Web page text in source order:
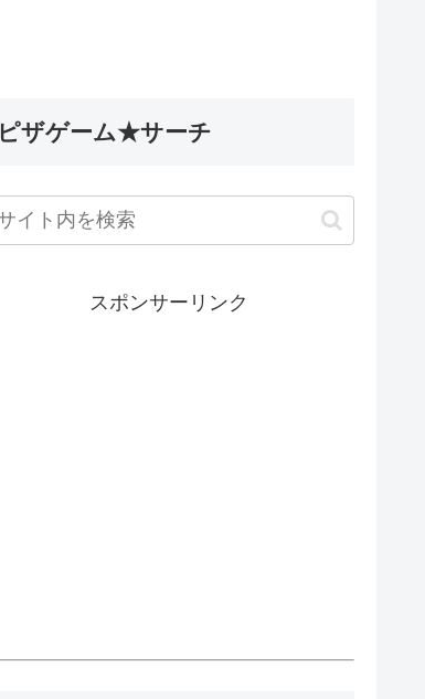
試練の隠し要素
ピザゲーム★サーチ
スポンサーリンク